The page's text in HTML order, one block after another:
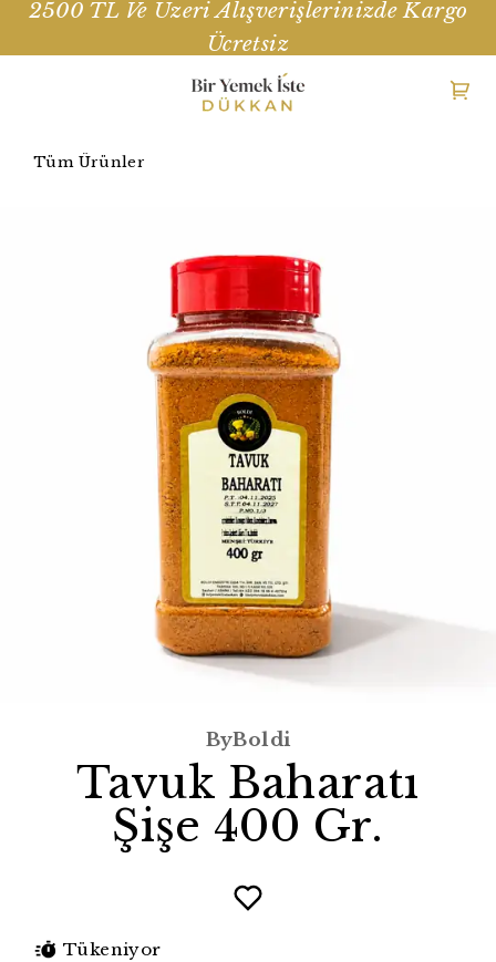
2500 TL Ve Üzeri Alışverişlerinizde Kargo
Ücretsiz
Tüm Ürünler
ByBoldi
Tavuk Baharatı
Şişe 400 Gr.
Tükeniyor